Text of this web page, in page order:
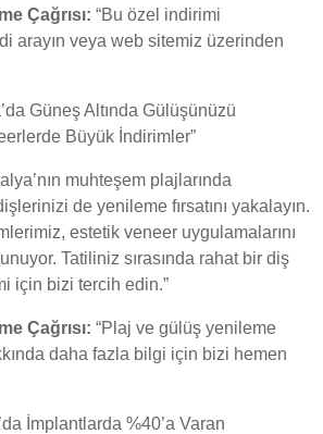
Çağrısı: “Bu özel indirimi
arayın veya web sitemiz üzerinden
Güneş Altında Gülüşünüzü
Büyük İndirimler”
muhteşem plajlarında
de yenileme fırsatını yakalayın.
estetik veneer uygulamalarını
Tatiliniz sırasında rahat bir diş
için bizi tercih edin.”
Çağrısı: “Plaj ve gülüş yenileme
daha fazla bilgi için bizi hemen
İmplantlarda %40’a Varan